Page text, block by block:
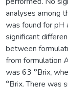
analyses among
was found for pH
significant
between
from formulation
was 63 °Brix,
°Brix. There was